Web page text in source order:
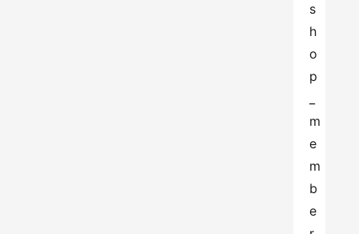
s
h
o
p
m
e
m
b
e